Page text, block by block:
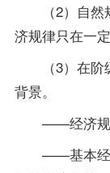
（2）自然
济规律只在一
（3）在阶
背景。
——经济规律
——基本经济